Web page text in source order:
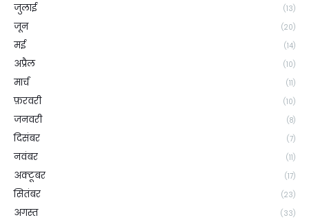
जुलाई (13)
जून (20)
मई (14)
अप्रैल (10)
मार्च (11)
फ़रवरी (10)
जनवरी (8)
दिसंबर (7)
नवंबर (11)
अक्टूबर (17)
सितंबर (23)
अगस्त (33)